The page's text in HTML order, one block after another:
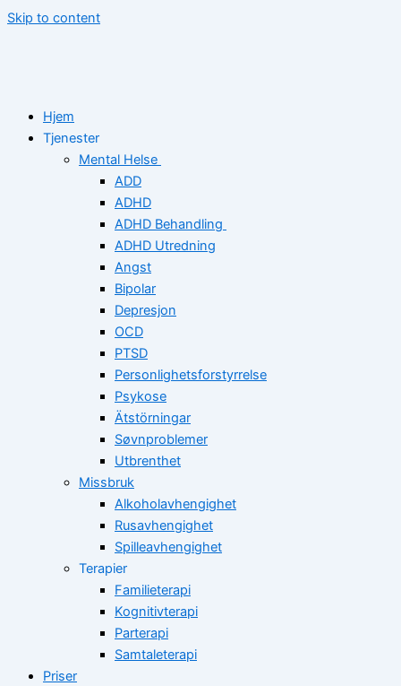
Skip to content
Hjem
Tjenester
Mental Helse
ADD
ADHD
ADHD Behandling
ADHD Utredning
Angst
Bipolar
Depresjon
OCD
PTSD
Personlighetsforstyrrelse
Psykose
Ätstörningar
Søvnproblemer
Utbrenthet
Missbruk
Alkoholavhengighet
Rusavhengighet
Spilleavhengighet
Terapier
Familieterapi
Kognitivterapi
Parterapi
Samtaleterapi
Priser